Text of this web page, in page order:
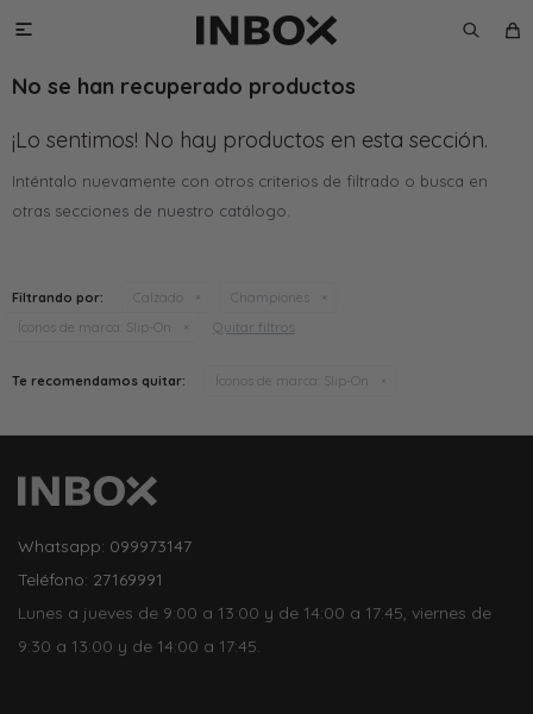

No se han recuperado productos
¡Lo sentimos! No hay productos en esta sección.
Inténtalo nuevamente con otros criterios de filtrado o busca en
otras secciones de nuestro catálogo.
Filtrando por: Calzado
Championes
Íconos de marca: Slip-On Quitar filtros
Te recomendamos quitar: Íconos de marca: Slip-On
Whatsapp: 099973147
Teléfono: 27169991
Lunes a jueves de 9:00 a 13:00 y de 14:00 a 17:45, viernes de
9:30 a 13:00 y de 14:00 a 17:45.